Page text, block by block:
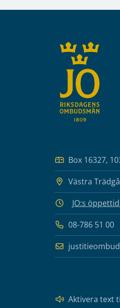
Box 16327,
Västra
JO:s
08-786 51 00
Aktivera text